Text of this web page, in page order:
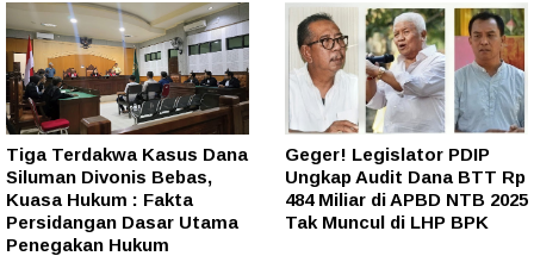
Tiga Terdakwa Kasus Dana
Siluman Divonis Bebas,
Kuasa Hukum : Fakta
Persidangan Dasar Utama
Penegakan Hukum
Geger! Legislator PDIP
Ungkap Audit Dana BTT Rp
484 Miliar di APBD NTB 2025
Tak Muncul di LHP BPK